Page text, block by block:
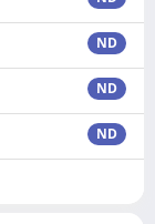
ND
ND
ND